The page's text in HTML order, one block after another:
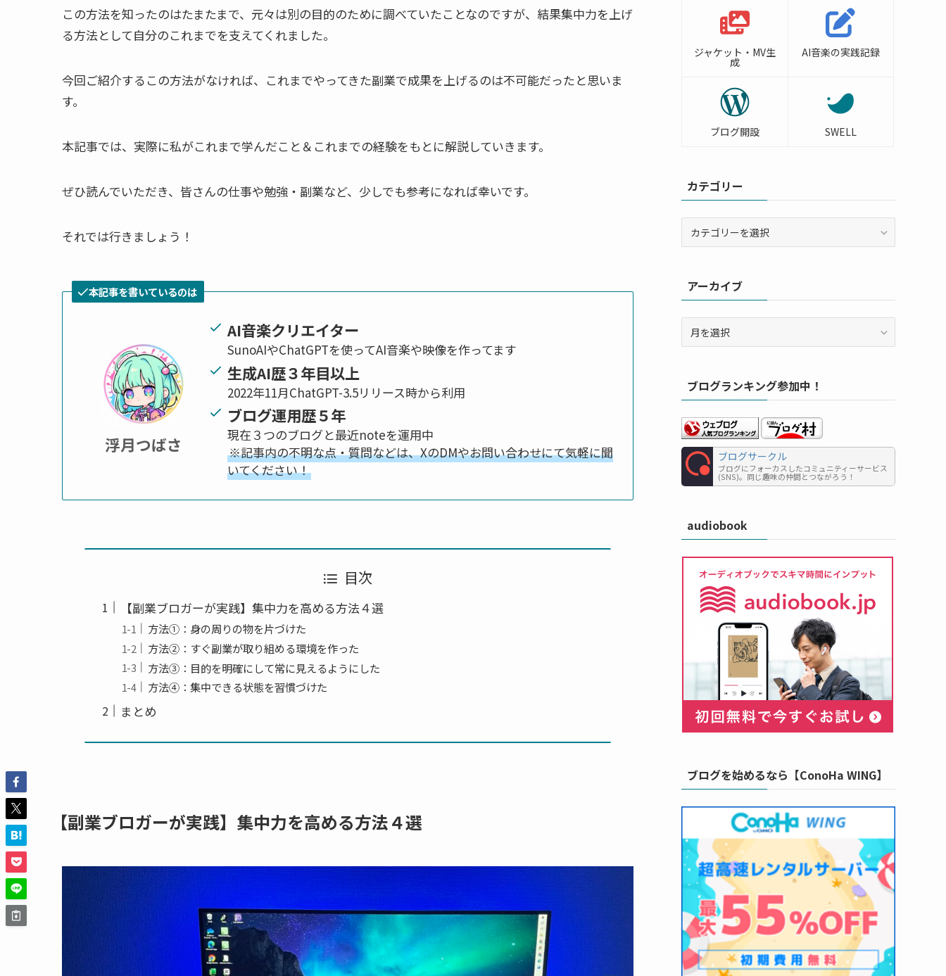
この方法を知ったのはたまたまで、元々は別の目的のために調べていたことなのですが、結果集中力を上げ
る方法として自分のこれまでを支えてくれました。
今回ご紹介するこの方法がなければ、これまでやってきた副業で成果を上げるのは不可能だったと思いま
す。
本記事では、実際に私がこれまで学んだこと＆これまでの経験をもとに解説していきます。
ぜひ読んでいただき、皆さんの仕事や勉強・副業など、少しでも参考になれば幸いです。
それでは行きましょう！
本記事を書いているのは
浮月つばさ
AI音楽クリエイター
SunoAIやChatGPTを使ってAI音楽や映像を作ってます
生成AI歴３年目以上
2022年11月ChatGPT-3.5リリース時から利用
ブログ運用歴５年
現在３つのブログと最近noteを運用中
※記事内の不明な点・質問などは、XのDMやお問い合わせにて気軽に聞
いてください！
目次
【副業ブロガーが実践】集中力を高める方法４選
方法①：身の周りの物を片づけた
方法②：すぐ副業が取り組める環境を作った
方法③：目的を明確にして常に見えるようにした
方法④：集中できる状態を習慣づけた
まとめ
【副業ブロガーが実践】集中力を高める方法４選
ジャケット・MV生
成
AI音楽の実践記録
ブログ開設 SWELL
カテゴリー
ーアーカイブ
ブブログランキング参加中！
ブログサークル
ブログにフォーカスしたコミュニティーサービス
(SNS)。同じ趣味の仲間とつながろう！
audiobook
ブログを始めるなら【ConoHa WING】